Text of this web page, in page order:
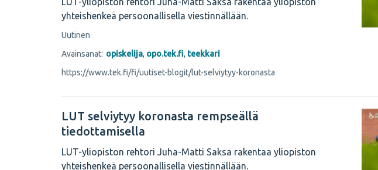
yhteishenkeä persoonallisella viestinnällään.
Uutinen
Avainsanat: opiskelija, opo.tek.fi, teekkari
https://www.tek.fi/fi/uutiset-blogit/lut-selviytyy-koronasta
LUT selviytyy koronasta rempseällä
tiedottamisella
LUT-yliopiston rehtori Juha-Matti Saksa rakentaa yliopiston
yhteishenkeä persoonallisella viestinnällään.